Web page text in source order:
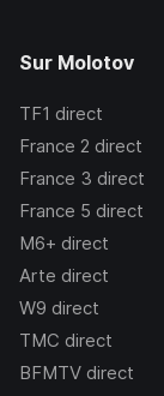
Sur Molotov
TF1 direct
France 2 direct
France 3 direct
France 5 direct
M6+ direct
Arte direct
W9 direct
TMC direct
BFMTV direct